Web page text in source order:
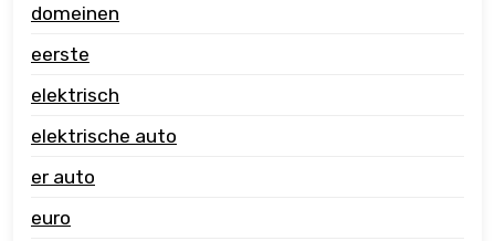
domeinen
eerste
elektrisch
elektrische auto
er auto
euro